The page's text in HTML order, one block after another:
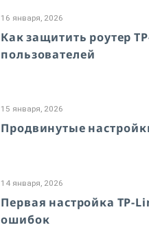
16 января, 2026
Как защитить роутер
пользователей
15 января, 2026
Продвинутые
14 января, 2026
Первая настройка TP-
ошибок